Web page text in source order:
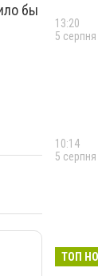
бы
13:20
5 серпня
10:14
5 серпня
ТОП